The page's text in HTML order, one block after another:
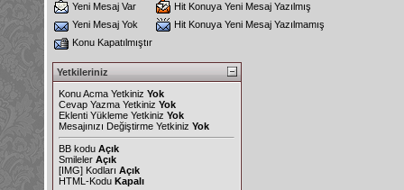
Yeni Mesaj Var
Hit Konuya Yeni Mesaj Yazılmış
Yeni Mesaj Yok
Hit Konuya Yeni Mesaj Yazılmamış
Konu Kapatılmıştır
Yetkileriniz
Konu Acma Yetkiniz Yok
Cevap Yazma Yetkiniz Yok
Eklenti Yükleme Yetkiniz Yok
Mesajınızı Değiştirme Yetkiniz Yok
BB kodu Açık
Smileler Açık
[IMG] Kodları Açık
HTML-Kodu Kapalı